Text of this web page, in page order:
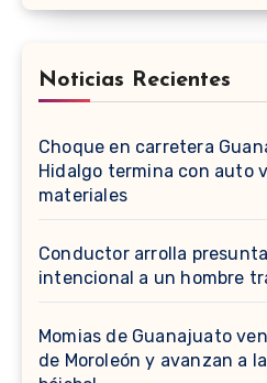
Noticias Recientes
Choque en carretera
Hidalgo termina con auto
materiales
Conductor arrolla
intencional a un hombre
Momias de Guanajuato
de Moroleón y avanzan a